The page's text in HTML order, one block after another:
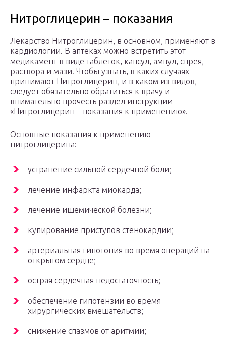
Нитроглицерин – показания
Лекарство Нитроглицерин, в основном, применяют в
кардиологии. В аптеках можно встретить этот
медикамент в виде таблеток, капсул, ампул, спрея,
раствора и мази. Чтобы узнать, в каких случаях
принимают Нитроглицерин, и в каком из видов,
следует обязательно обратиться к врачу и
внимательно прочесть раздел инструкции
«Нитроглицерин – показания к применению».
Основные показания к применению
нитроглицерина:
устранение сильной сердечной боли;
лечение инфаркта миокарда;
лечение ишемической болезни;
купирование приступов стенокардии;
артериальная гипотония во время операций на
открытом сердце;
острая сердечная недостаточность;
обеспечение гипотензии во время
хирургических вмешательств;
снижение спазмов от аритмии;